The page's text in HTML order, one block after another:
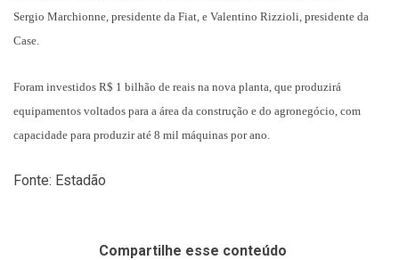
Sergio Marchionne, presidente da Fiat, e Valentino Rizzioli, presidente da
Case.
Foram investidos R$ 1 bilhão de reais na nova planta, que produzirá
equipamentos voltados para a área da construção e do agronegócio, com
capacidade para produzir até 8 mil máquinas por ano.
Fonte: Estadão
Compartilhe esse conteúdo